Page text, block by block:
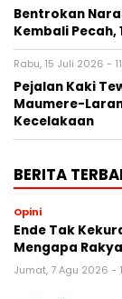
Bentrokan
Kembali Pecah,
Rabu, 15 Juli 2026 -
Pejalan Kaki
Maumere-
Kecelakaan
BERITA
Opini
Ende Tak
Mengapa
Jumat, 7 Agu 2026 -